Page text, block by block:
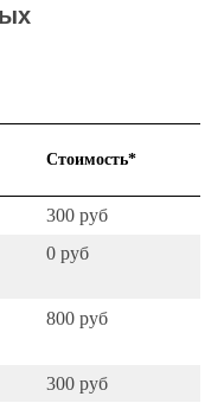
Стоимость*
300 руб
0 руб
800 руб
300 руб